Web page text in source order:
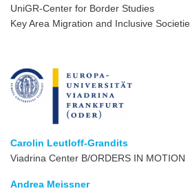
UniGR-Center for Border Studies
Key Area Migration and Inclusive
Carolin Leutloff-Grandits
Viadrina Center B/ORDERS IN MOTION
Andrea Meissner